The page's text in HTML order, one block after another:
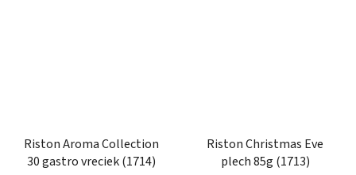
Riston Aroma Collection
30 gastro vreciek (1714)
Riston Christmas Eve
plech 85g (1713)